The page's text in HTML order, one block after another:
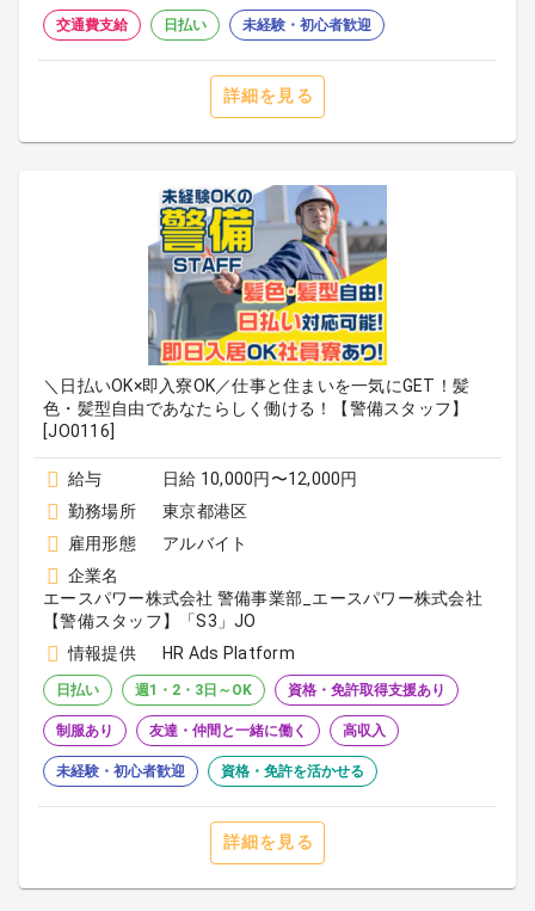
交通費支給 日払い 未経験・初心者歓迎
詳細を見る
＼日払いOK×即入寮OK／仕事と住まいを一気にGET！髪
色・髪型自由であなたらしく働ける！【警備スタッフ】
[JO0116]
給与
日給 10,000円〜12,000円
勤務場所
東京都港区
雇用形態
アルバイト
企業名
エースパワー株式会社 警備事業部_エースパワー株式会社
【警備スタッフ】「S3」JO
情報提供
HR Ads Platform
日払い 週1・2・3日～OK 資格・免許取得支援あり
制服あり 友達・仲間と一緒に働く 高収入
未経験・初心者歓迎 資格・免許を活かせる
詳細を見る